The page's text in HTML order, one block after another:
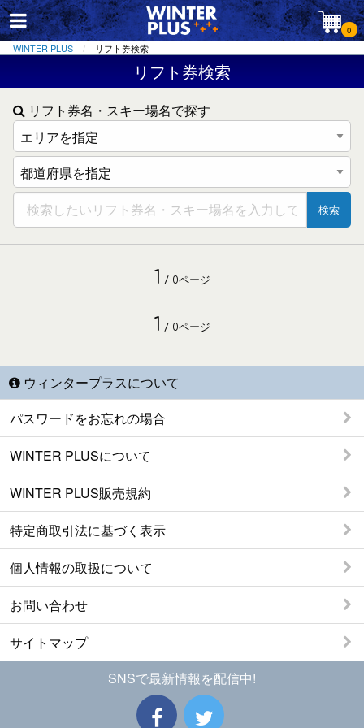
0
WINTER PLUS リフト券検索
リフト券検索
リフト券名・スキー場名で探す
検索
1 / 0ページ
1 / 0ページ
ウィンタープラスについて
パスワードをお忘れの場合
WINTER PLUSについて
WINTER PLUS販売規約
特定商取引法に基づく表示
個人情報の取扱について
お問い合わせ
サイトマップ
SNSで最新情報を配信中!